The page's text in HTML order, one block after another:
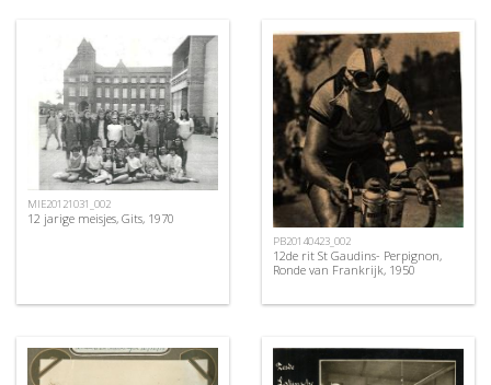
MIE20121031_002
12 jarige meisjes, Gits, 1970
PB20140423_002
12de rit St Gaudins- Perpignon,
Ronde van Frankrijk, 1950